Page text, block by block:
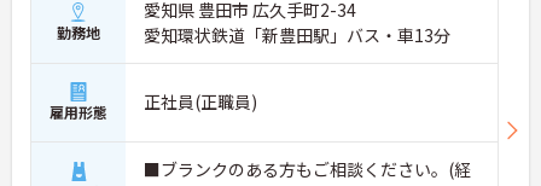
勤務地
愛知県 豊田市 広久手町2-34
愛知環状鉄道「新豊田駅」バス・車13分
雇用形態 正社員(正職員)
■ブランクのある方もご相談ください。(経